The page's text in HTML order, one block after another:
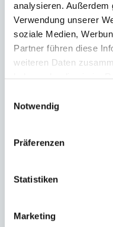
analysieren. Außerdem
Verwendung unserer
soziale Medien,
Partner führen diese
weiteren Daten
Notwendig
Präferenzen
Statistiken
Marketing